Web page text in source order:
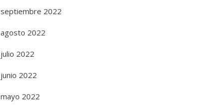
septiembre 2022
agosto 2022
julio 2022
junio 2022
mayo 2022